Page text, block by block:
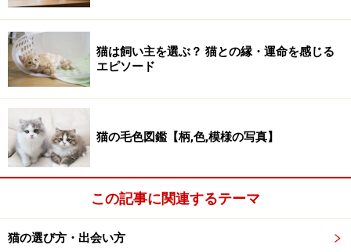
はありません。さまざまな説があるのではっきりとした
確率はわかりませんが、1/3000～1/30000以上の割合で
生まれると言われます。わたしの母は女学生の頃に三毛
のオスと暮らしていましたし、知り合いのボランティア
仲間が以前オス三毛を保護した時は、写真を撮らせても
らいました。
オスの三毛猫さん
でも確かにオス三毛が少ないことは事実です。では、オ
猫は飼い主を選ぶ？ 猫との縁・運命を感じる
エピソード
猫の毛色図鑑【柄,色,模様の写真】
この記事に関連するテーマ
猫の選び方・出会い方